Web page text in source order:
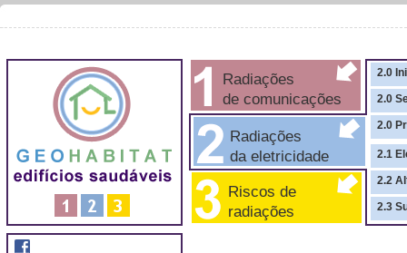
Radiações
de comunicações
Radiações
da eletricidade
Riscos de
radiações
2.0
2.0
2.0
2.1
2.2
2.3